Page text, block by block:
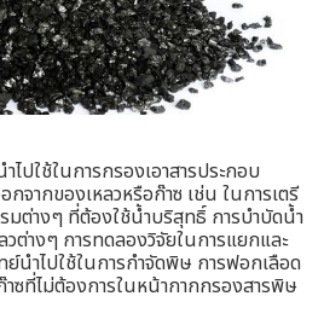
ไปใช้ในการกรองเอาสารประกอบ
จากของเหลวหรือก๊าซ เช่น ในการเตรี
ต่างๆ ที่ต้องใช้น้ำบริสุทธิ์ การบำบัดน้ำ
ต่างๆ การทดลองวิจัยในการแยกและ
ย์นำไปใช้ในการกำจัดพิษ การฟอกเลือด
ซที่ไม่ต้องการในหน้ากากกรองสารพิษ